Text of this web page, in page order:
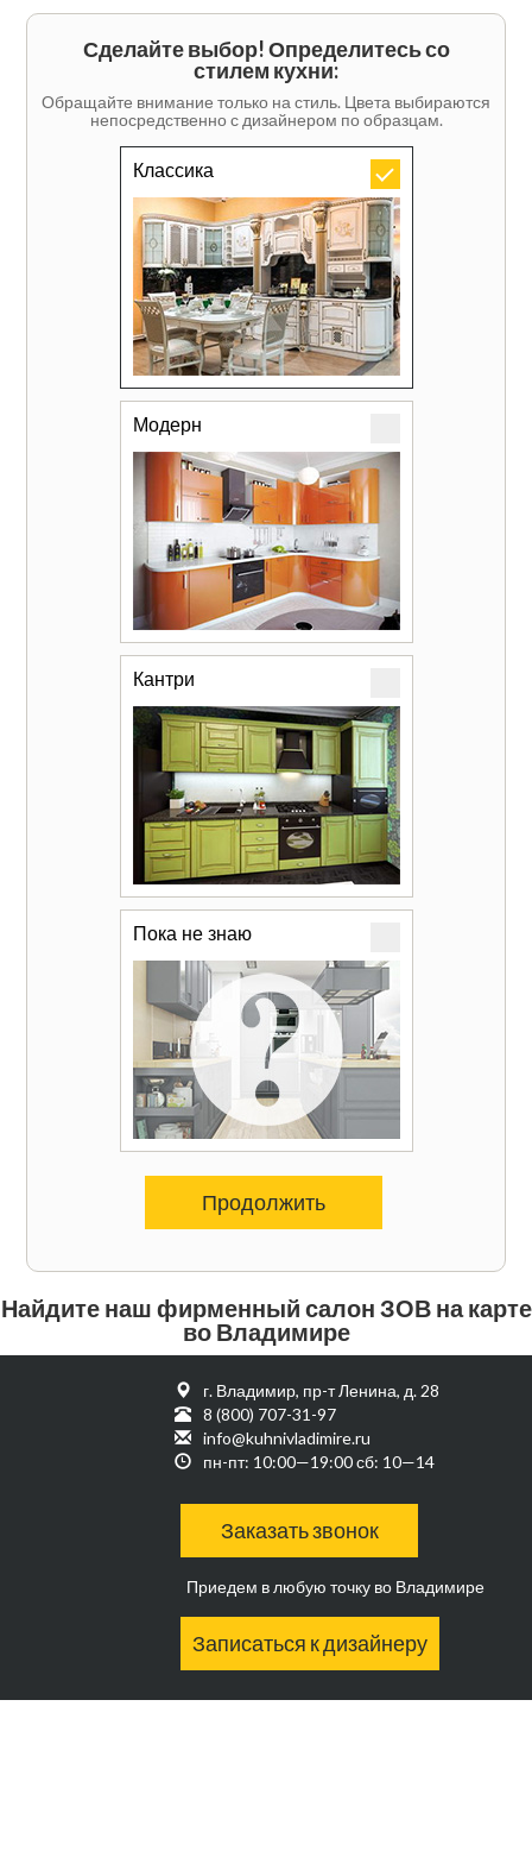
Сделайте выбор! Определитесь со
стилем кухни:
Обращайте внимание только на стиль. Цвета выбираются
непосредственно с дизайнером по образцам.
Классика
Модерн
Кантри
Пока не знаю
Продолжить
Найдите наш фирменный салон ЗОВ на карте
во Владимире
г. Владимир, пр-т Ленина, д. 28
8 (800) 707-31-97
info@kuhnivladimire.ru
пн-пт: 10:00—19:00 сб: 10—14
Заказать звонок
Приедем в любую точку во Владимире
Записаться к дизайнеру